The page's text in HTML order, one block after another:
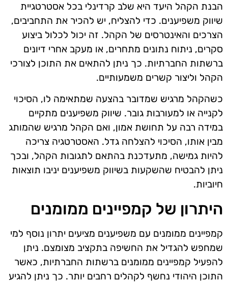
הבנת הקהל היעד היא שלב קרדינלי בכל אסטרטגיית
שיווק משפיענים. כדי להצליח, יש להכיר את התחביבים,
הצרכים והאינטרסים של הקהל. זה יכול לכלול ביצוע
סקרים, ניתוח נתונים מתחרים, או מעקב אחרי דיונים
ברשתות החברתיות. כך ניתן להתאים את התוכן לצורכי
הקהל וליצור קשרים משמעותיים.
כשהקהל מרגיש שמדובר בהצעה שמתאימה לו, הסיכוי
לקנייה או למעורבות גובר. שיווק משפיענים מתקיים
במידה רבה על תחושת אמון, ואם הקהל מרגיש שהמותג
מבין אותו, הסיכוי להצלחה גדל. האסטרטגיה צריכה
להיות גמישה, מתעדכנת בהתאם לתגובות הקהל, ובכך
ניתן להבטיח שהשקעות בשיווק משפיענים יניבו תוצאות
חיוביות.
היתרון של קמפיינים ממומנים
קמפיינים ממומנים עם משפיענים מציעים יתרון נוסף למי
שמחפש להגדיל את החשיפה בתקציב מצומצם. ניתן
להפעיל קמפיינים ממומנים ברשתות החברתיות, כאשר
התוכן היהודי נחשף לקהלים רחבים יותר. כך ניתן להגיע